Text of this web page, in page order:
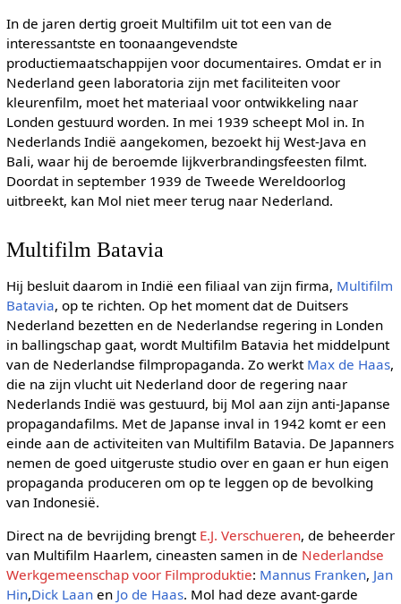
In de jaren dertig groeit Multifilm uit tot een van de
interessantste en toonaangevendste
productiemaatschappijen voor documentaires. Omdat er in
Nederland geen laboratoria zijn met faciliteiten voor
kleurenfilm, moet het materiaal voor ontwikkeling naar
Londen gestuurd worden. In mei 1939 scheept Mol in. In
Nederlands Indië aangekomen, bezoekt hij West-Java en
Bali, waar hij de beroemde lijkverbrandingsfeesten filmt.
Doordat in september 1939 de Tweede Wereldoorlog
uitbreekt, kan Mol niet meer terug naar Nederland.
Multifilm Batavia
Hij besluit daarom in Indië een filiaal van zijn firma, Multifilm
Batavia, op te richten. Op het moment dat de Duitsers
Nederland bezetten en de Nederlandse regering in Londen
in ballingschap gaat, wordt Multifilm Batavia het middelpunt
van de Nederlandse filmpropaganda. Zo werkt Max de Haas,
die na zijn vlucht uit Nederland door de regering naar
Nederlands Indië was gestuurd, bij Mol aan zijn anti-Japanse
propagandafilms. Met de Japanse inval in 1942 komt er een
einde aan de activiteiten van Multifilm Batavia. De Japanners
nemen de goed uitgeruste studio over en gaan er hun eigen
propaganda produceren om op te leggen op de bevolking
van Indonesië.
Direct na de bevrijding brengt E.J. Verschueren, de beheerder
van Multifilm Haarlem, cineasten samen in de Nederlandse
Werkgemeenschap voor Filmproduktie: Mannus Franken, Jan
Hin,Dick Laanen Jo de Haas. Mol had deze avant-garde